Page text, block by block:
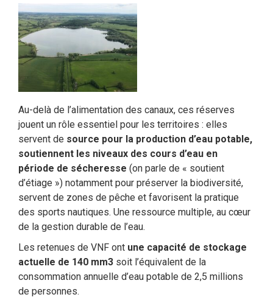
Au-delà de l’alimentation des canaux, ces réserves
jouent un rôle essentiel pour les territoires : elles
servent de source pour la production d’eau potable,
soutiennent les niveaux des cours d’eau en
période de sécheresse (on parle de « soutient
d’étiage ») notamment pour préserver la biodiversité,
servent de zones de pêche et favorisent la pratique
des sports nautiques. Une ressource multiple, au cœur
de la gestion durable de l’eau.
Les retenues de VNF ont une capacité de stockage
actuelle de 140 mm3 soit l’équivalent de la
consommation annuelle d’eau potable de 2,5 millions
de personnes.